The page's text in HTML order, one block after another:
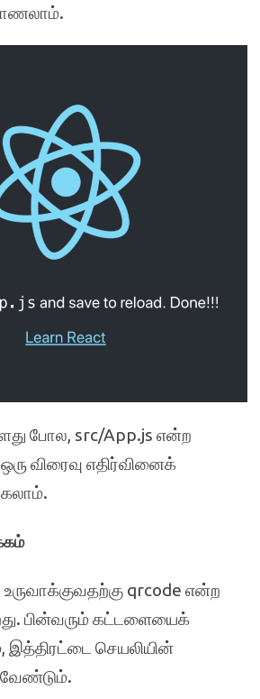
போல, src/App.js என்ற
விரைவு எதிர்வினைக்
உருவாக்குவதற்கு qrcode என்ற
பின்வரும் கட்டளையைக்
செயலியின்